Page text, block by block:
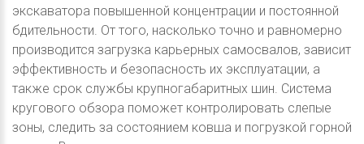
экскаватора повышенной концентрации и постоянной
бдительности. От того, насколько точно и равномерно
производится загрузка карьерных самосвалов, зависит
эффективность и безопасность их эксплуатации, а
также срок службы крупногабаритных шин. Система
кругового обзора поможет контролировать слепые
зоны, следить за состоянием ковша и погрузкой горной